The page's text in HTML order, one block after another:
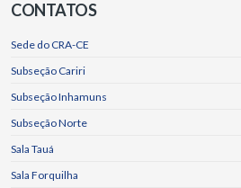
CONTATOS
Sede do CRA-CE
Subseção Cariri
Subseção Inhamuns
Subseção Norte
Sala Tauá
Sala Forquilha